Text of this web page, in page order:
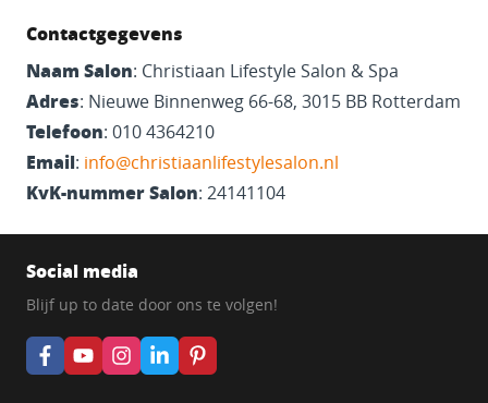
Contactgegevens
Naam Salon: Christiaan Lifestyle Salon & Spa
Adres: Nieuwe Binnenweg 66-68, 3015 BB Rotterdam
Telefoon: 010 4364210
Email: info@christiaanlifestylesalon.nl
KvK-nummer Salon: 24141104
Social media
Blijf up to date door ons te volgen!